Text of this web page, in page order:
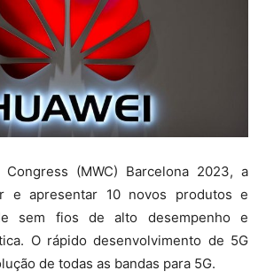
(MWC) Barcelona 2023, a
e apresentar 10 novos produtos e
sem fios de alto desempenho e
O rápido desenvolvimento de 5G
de todas as bandas para 5G.